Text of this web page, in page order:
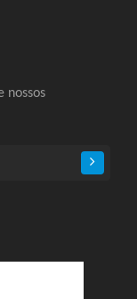
nossos